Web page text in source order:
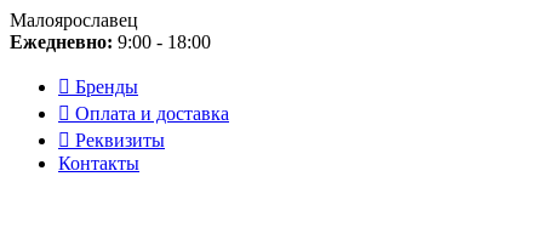
Малоярославец
Ежедневно: 9:00 - 18:00
Бренды
Оплата и доставка
Реквизиты
Контакты